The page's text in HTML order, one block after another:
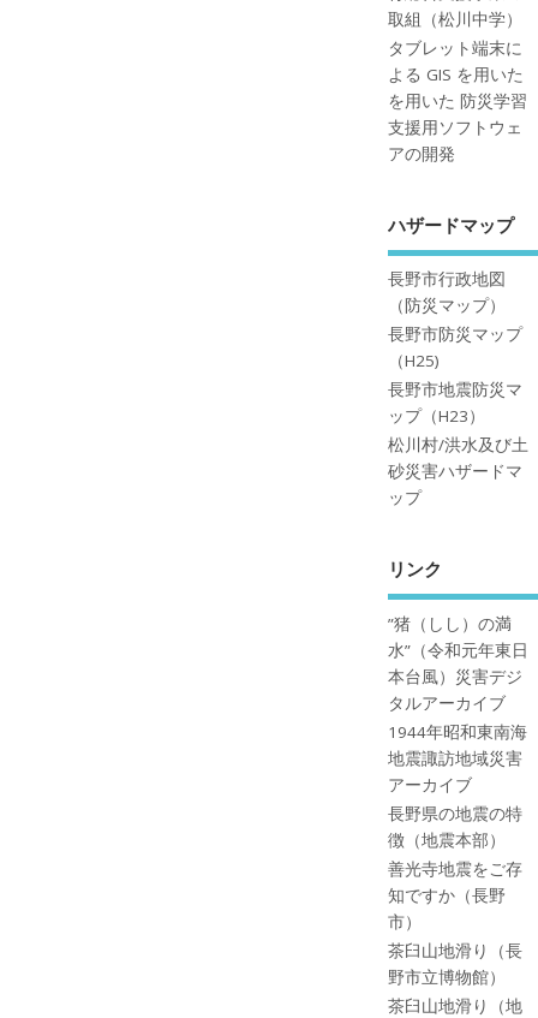
取組（松川中学）
タブレット端末に
よる GIS を用いた
を用いた 防災学習
支援用ソフトウェ
アの開発
ハザードマップ
長野市行政地図
（防災マップ）
長野市防災マップ
（H25)
長野市地震防災マ
ップ（H23）
松川村/洪水及び土
砂災害ハザードマ
ップ
リンク
”猪（しし）の満
水”（令和元年東日
本台風）災害デジ
タルアーカイブ
1944年昭和東南海
地震諏訪地域災害
アーカイブ
長野県の地震の特
徴（地震本部）
善光寺地震をご存
知ですか（長野
市）
茶臼山地滑り（長
野市立博物館）
茶臼山地滑り（地